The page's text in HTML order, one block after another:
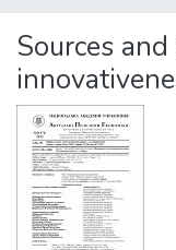
Statistics
Sources